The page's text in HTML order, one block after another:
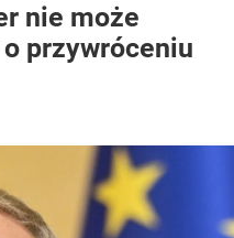
nie może
przywróceniu